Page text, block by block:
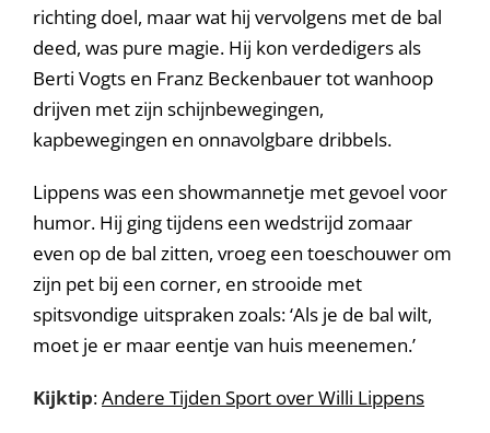
richting doel, maar wat hij vervolgens met de bal
deed, was pure magie. Hij kon verdedigers als
Berti Vogts en Franz Beckenbauer tot wanhoop
drijven met zijn schijnbewegingen,
kapbewegingen en onnavolgbare dribbels.
Lippens was een showmannetje met gevoel voor
humor. Hij ging tijdens een wedstrijd zomaar
even op de bal zitten, vroeg een toeschouwer om
zijn pet bij een corner, en strooide met
spitsvondige uitspraken zoals: ‘Als je de bal wilt,
moet je er maar eentje van huis meenemen.’
Kijktip:Andere Tijden Sport over Willi Lippens